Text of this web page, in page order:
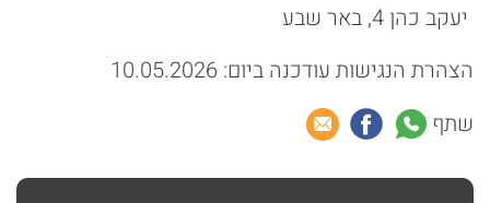
יעקב כהן 4, באר שבע
הצהרת הנגישות עודכנה ביום: 10.05.2026
שתף